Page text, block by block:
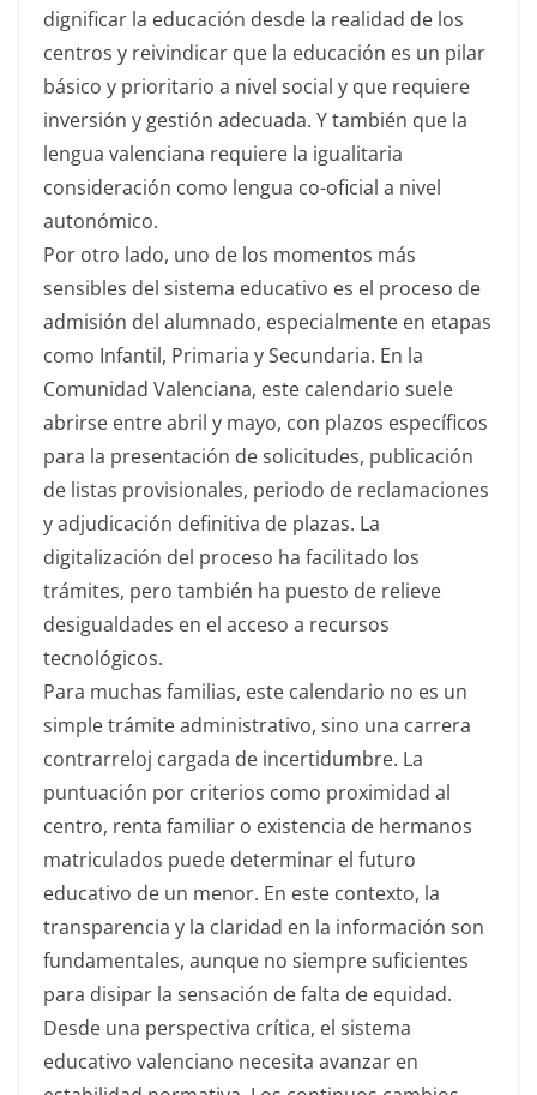
dignificar la educación desde la realidad de los
centros y reivindicar que la educación es un pilar
básico y prioritario a nivel social y que requiere
inversión y gestión adecuada. Y también que la
lengua valenciana requiere la igualitaria
consideración como lengua co-oficial a nivel
autonómico.
Por otro lado, uno de los momentos más
sensibles del sistema educativo es el proceso de
admisión del alumnado, especialmente en etapas
como Infantil, Primaria y Secundaria. En la
Comunidad Valenciana, este calendario suele
abrirse entre abril y mayo, con plazos específicos
para la presentación de solicitudes, publicación
de listas provisionales, periodo de reclamaciones
y adjudicación definitiva de plazas. La
digitalización del proceso ha facilitado los
trámites, pero también ha puesto de relieve
desigualdades en el acceso a recursos
tecnológicos.
Para muchas familias, este calendario no es un
simple trámite administrativo, sino una carrera
contrarreloj cargada de incertidumbre. La
puntuación por criterios como proximidad al
centro, renta familiar o existencia de hermanos
matriculados puede determinar el futuro
educativo de un menor. En este contexto, la
transparencia y la claridad en la información son
fundamentales, aunque no siempre suficientes
para disipar la sensación de falta de equidad.
Desde una perspectiva crítica, el sistema
educativo valenciano necesita avanzar en